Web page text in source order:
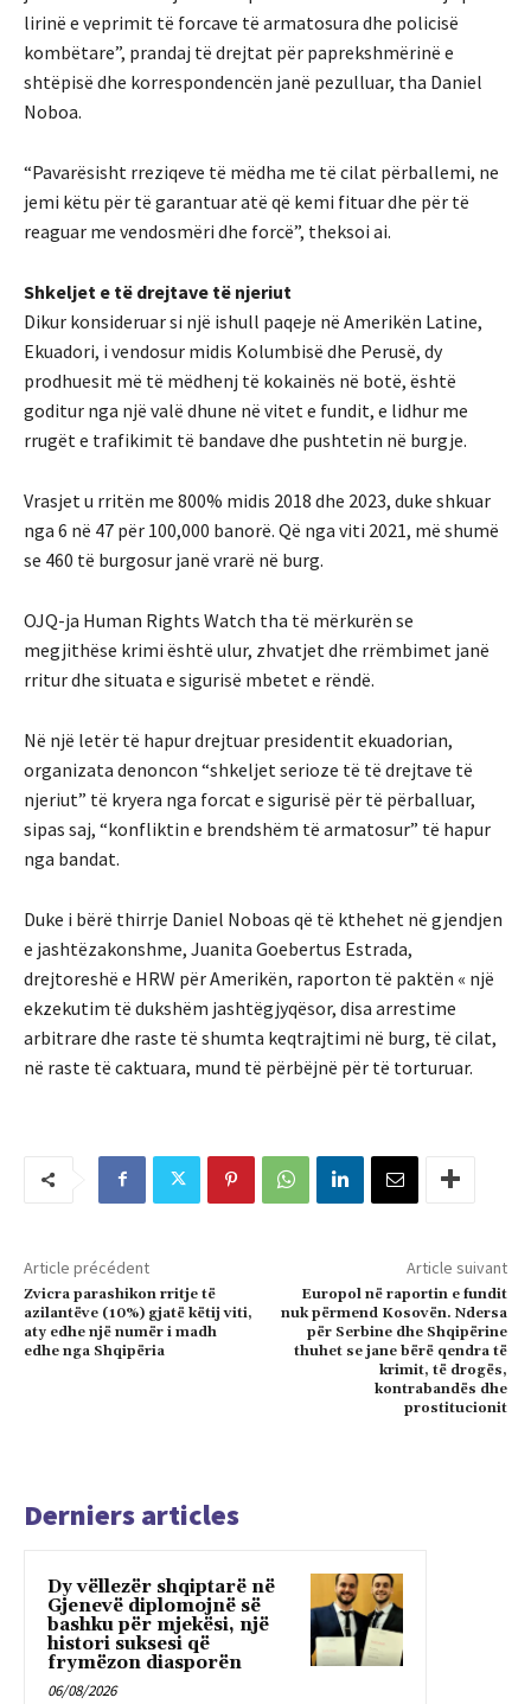
lirinë e veprimit të forcave të armatosura dhe policisë
kombëtare”, prandaj të drejtat për paprekshmërinë e
shtëpisë dhe korrespondencën janë pezulluar, tha Daniel
Noboa.
“Pavarësisht rreziqeve të mëdha me të cilat përballemi, ne
jemi këtu për të garantuar atë që kemi fituar dhe për të
reaguar me vendosmëri dhe forcë”, theksoi ai.
Shkeljet e të drejtave të njeriut
Dikur konsideruar si një ishull paqeje në Amerikën Latine,
Ekuadori, i vendosur midis Kolumbisë dhe Perusë, dy
prodhuesit më të mëdhenj të kokainës në botë, është
goditur nga një valë dhune në vitet e fundit, e lidhur me
rrugët e trafikimit të bandave dhe pushtetin në burgje.
Vrasjet u rritën me 800% midis 2018 dhe 2023, duke shkuar
nga 6 në 47 për 100,000 banorë. Që nga viti 2021, më shumë
se 460 të burgosur janë vrarë në burg.
OJQ-ja Human Rights Watch tha të mërkurën se
megjithëse krimi është ulur, zhvatjet dhe rrëmbimet janë
rritur dhe situata e sigurisë mbetet e rëndë.
Në një letër të hapur drejtuar presidentit ekuadorian,
organizata denoncon “shkeljet serioze të të drejtave të
njeriut” të kryera nga forcat e sigurisë për të përballuar,
sipas saj, “konfliktin e brendshëm të armatosur” të hapur
nga bandat.
Duke i bërë thirrje Daniel Noboas që të kthehet në gjendjen
e jashtëzakonshme, Juanita Goebertus Estrada,
drejtoreshë e HRW për Amerikën, raporton të paktën « një
ekzekutim të dukshëm jashtëgjyqësor, disa arrestime
arbitrare dhe raste të shumta keqtrajtimi në burg, të cilat,
në raste të caktuara, mund të përbëjnë për të torturuar.
Article précédent
Zvicra parashikon rritje të
azilantëve (10%) gjatë këtij viti,
aty edhe një numër i madh
edhe nga Shqipëria
Article suivant
Europol në raportin e fundit
nuk përmend Kosovën. Ndersa
për Serbine dhe Shqipërine
thuhet se jane bërë qendra të
krimit, të drogës,
kontrabandës dhe
prostitucionit
Derniers articles
Dy vëllezër shqiptarë në
Gjenevë diplomojnë së
bashku për mjekësi, një
histori suksesi që
frymëzon diasporën
06/08/2026